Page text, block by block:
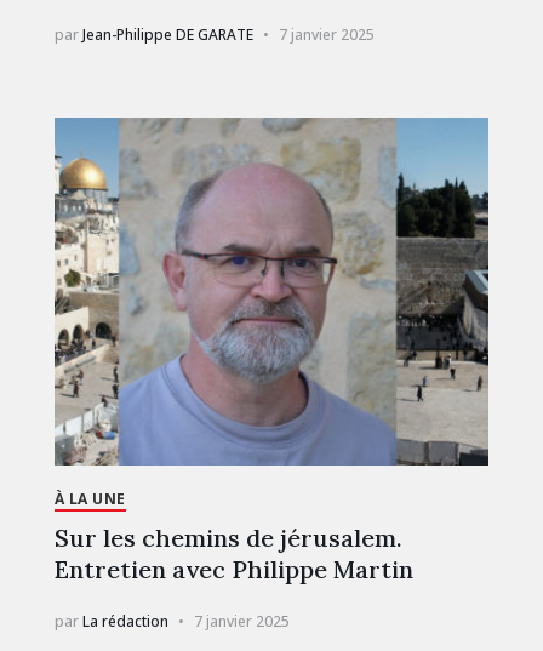
parJean-Philippe DE GARATE 7 janvier 2025
À LA UNE
Sur les chemins de jérusalem.
Entretien avec Philippe Martin
parLa rédaction 7 janvier 2025